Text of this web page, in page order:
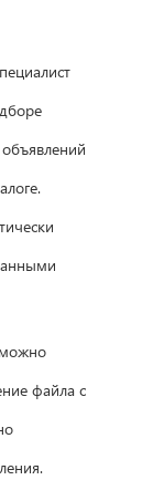
можно
файла с